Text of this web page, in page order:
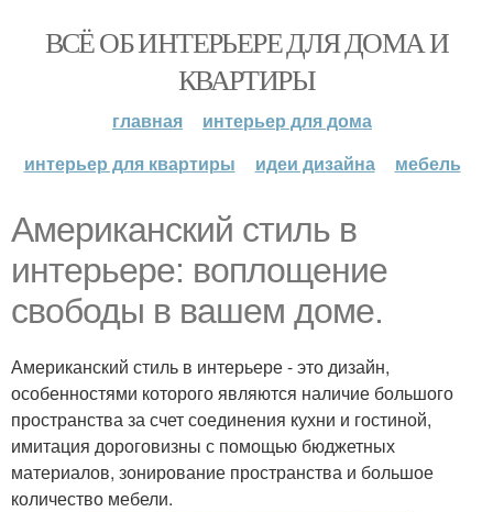
ВСЁ ОБ ИНТЕРЬЕРЕ ДЛЯ ДОМА И
КВАРТИРЫ
главная
интерьер для дома
интерьер для квартиры
идеи дизайна мебель
Американский стиль в
интерьере: воплощение
свободы в вашем доме.
Американский стиль в интерьере - это дизайн,
особенностями которого являются наличие большого
пространства за счет соединения кухни и гостиной,
имитация дороговизны с помощью бюджетных
материалов, зонирование пространства и большое
количество мебели.